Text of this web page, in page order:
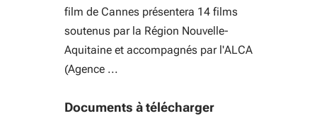
film de Cannes présentera 14 films
soutenus par la Région Nouvelle-
Aquitaine et accompagnés par l'ALCA
(Agence ...
Documents à télécharger